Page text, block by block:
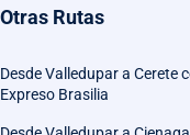
Otras Rutas
Desde Valledupar a Cerete
Expreso Brasilia